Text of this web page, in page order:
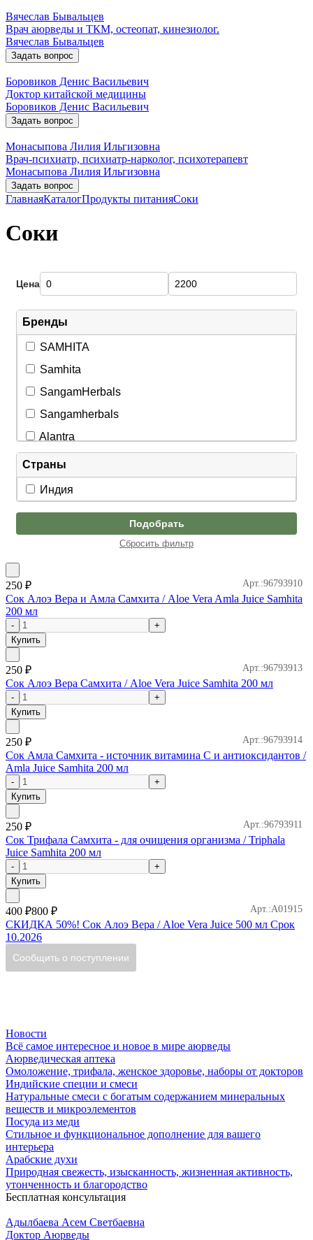
Вячеслав Бывальцев
Врач аюрведы и ТКМ, остеопат, кинезиолог.
Вячеслав Бывальцев
Задать вопрос
Боровиков Денис Васильевич
Доктор китайской медицины
Боровиков Денис Васильевич
Задать вопрос
Монасыпова Лилия Ильгизовна
Врач-психиатр, психиатр-нарколог, психотерапевт
Монасыпова Лилия Ильгизовна
Задать вопрос
ГлавнаяКаталогПродукты питанияСоки
Соки
Цена
Бренды
SAMHITA
Samhita
SangamHerbals
Sangamherbals
Alantra
Patanjali
SAMHITA
Страны
Индия
Подобрать
Сбросить фильтр
Арт.:96793910
250 ₽
Сок Алоэ Вера и Амла Самхита / Aloe Vera Amla Juice Samhita
200 мл
Купить
Арт.:96793913
250 ₽
Сок Алоэ Вера Самхита / Aloe Vera Juice Samhita 200 мл
Купить
Арт.:96793914
250 ₽
Сок Амла Самхита - источник витамина C и антиоксидантов /
Amla Juice Samhita 200 мл
Купить
Арт.:96793911
250 ₽
Сок Трифала Самхита - для очищения организма / Triphala
Juice Samhita 200 мл
Купить
Арт.:A01915
400 ₽800 ₽
СКИДКА 50%! Сок Алоэ Вера / Aloe Vera Juice 500 мл Срок
10.2026
Новости
Всё самое интересное и новое в мире аюрведы
Аюрведическая аптека
Омоложение, трифала, женское здоровье, наборы от докторов
Индийские специи и смеси
Натуральные смеси с богатым содержанием минеральных
веществ и микроэлементов
Посуда из меди
Стильное и функциональное дополнение для вашего
интерьера
Арабские духи
Природная свежесть, изысканность, жизненная активность,
утонченность и благородство
Бесплатная консультация
Адылбаева Асем Светбаевна
Доктор Аюрведы